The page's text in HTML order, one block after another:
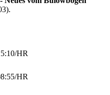
/HR
/HR